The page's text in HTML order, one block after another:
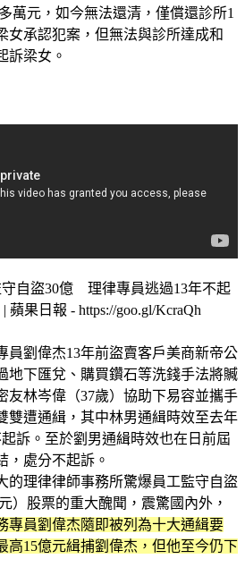
萬元，如今無法還清，僅償還診所1
女承認犯案，但無法與診所達成和
訴梁女。
守自盜30億 理律專員逃過13年不起
蘋果日報 - https://goo.gl/KcraQh
員劉偉杰13年前盜賣客戶美商新帝公
地下匯兌、購買鑽石等洗錢手法將贓
友林岑偉（37歲）協助下易容並攜手
雙遭通緝，其中林男通緝時效至去年
訴。至於劉男通緝時效也在日前屆
，處分不起訴。
的理律律師事務所驚爆員工監守自盜
）股票的重大醜聞，震驚國內外，
專員劉偉杰隨即被列為十大通緝要
高15億元緝捕劉偉杰，但他至今仍下